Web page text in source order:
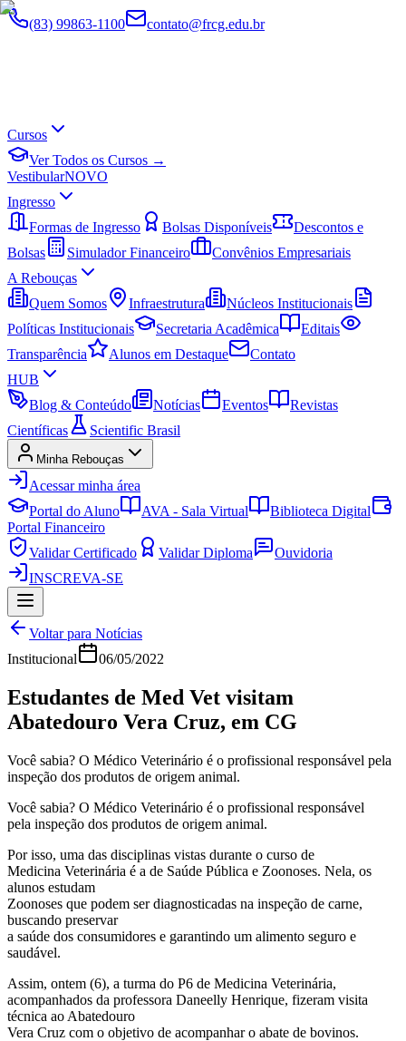
(83) 99863-1100 contato@frcg.edu.br
Cursos
Ver Todos os Cursos →
VestibularNOVO
Ingresso
Formas de Ingresso
Bolsas Disponíveis
Descontos e
Bolsas
Simulador Financeiro
Convênios Empresariais
A Rebouças
Quem Somos
Infraestrutura
Núcleos Institucionais
Políticas Institucionais
Secretaria Acadêmica
Editais
Transparência
Alunos em Destaque
Contato
HUB
Blog & Conteúdo
Notícias Eventos
Revistas
Científicas
Scientific Brasil
Minha Rebouças
Acessar minha área
Portal do Aluno
AVA - Sala Virtual
Biblioteca Digital
Portal Financeiro
Validar Certificado
Validar Diploma
Ouvidoria
INSCREVA-SE
Voltar para Notícias
Institucional
06/05/2022
Estudantes de Med Vet visitam
Abatedouro Vera Cruz, em CG
Você sabia? O Médico Veterinário é o profissional responsável pela
inspeção dos produtos de origem animal.
Você sabia? O Médico Veterinário é o profissional responsável
pela inspeção dos produtos de origem animal.
Por isso, uma das disciplinas vistas durante o curso de
Medicina Veterinária é a de Saúde Pública e Zoonoses. Nela, os
alunos estudam
Zoonoses que podem ser diagnosticadas na inspeção de carne,
buscando preservar
a saúde dos consumidores e garantindo um alimento seguro e
saudável.
Assim, ontem (6), a turma do P6 de Medicina Veterinária,
acompanhados da professora Daneelly Henrique, fizeram visita
técnica ao Abatedouro
Vera Cruz com o objetivo de acompanhar o abate de bovinos.